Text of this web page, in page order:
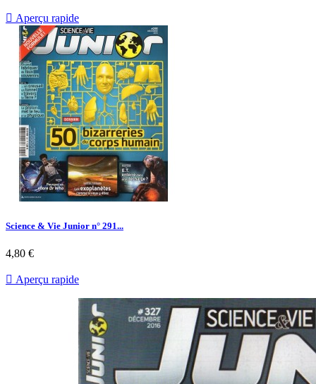
base
 Aperçu rapide
Science & Vie Junior n° 291...
Prix
4,80 €
 Aperçu rapide